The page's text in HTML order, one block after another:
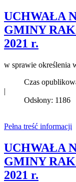
UCHWAŁA
GMINY
2021 r.
w sprawie określenia
Czas
|
Odsłony: 1186
Pełna treść informacji
UCHWAŁA
GMINY
2021 r.